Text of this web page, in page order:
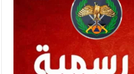
ميداني يؤمن بلغة الحوار والشراكة